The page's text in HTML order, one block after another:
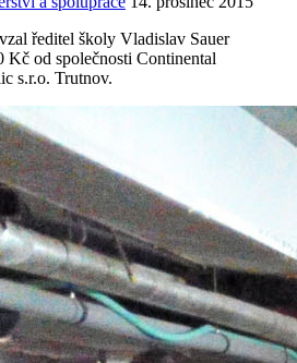
ředitel školy Vladislav Sauer
Kč od společnosti Continental
s.r.o. Trutnov.